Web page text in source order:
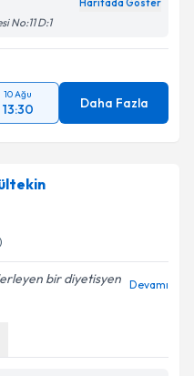
Haritada Göster
No:11 D:1
10 Ağu
13:30 Daha Fazla
bir diyetisyen Devamı